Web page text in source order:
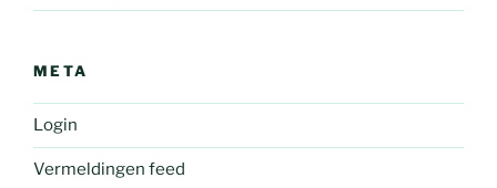
META
Login
Vermeldingen feed